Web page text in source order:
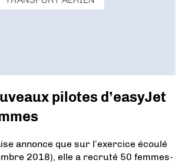
pilotes d’easyJet
annonce que sur l’exercice écoulé
2018), elle a recruté 50 femmes-